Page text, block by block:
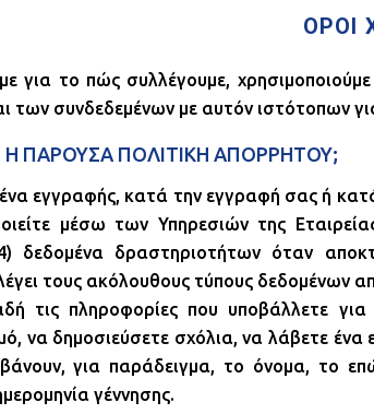
ΟΡΟΙ
για το πώς συλλέγουμε,
των συνδεδεμένων με αυτόν ιστότοπων
Η ΠΑΡΟΥΣΑ ΠΟΛΙΤΙΚΗ ΑΠΟΡΡΗΤΟΥ;
εγγραφής, κατά την εγγραφή σας ή
μέσω των Υπηρεσιών της
δεδομένα δραστηριοτήτων όταν
τους ακόλουθους τύπους δεδομένων
τις πληροφορίες που υποβάλλετε
να δημοσιεύσετε σχόλια, να λάβετε
για παράδειγμα, το όνομα, το
γέννησης.